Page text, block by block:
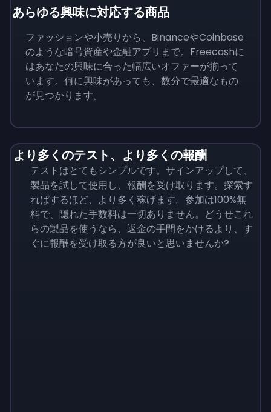
あらゆる興味に対応する商品
ファッションや小売りから、BinanceやCoinbase
のような暗号資産や金融アプリまで。Freecashに
はあなたの興味に合った幅広いオファーが揃って
います。何に興味があっても、数分で最適なもの
が見つかります。
より多くのテスト、より多くの報酬
テストはとてもシンプルです。サインアップして、
製品を試して使用し、報酬を受け取ります。探索す
ればするほど、より多く稼げます。参加は100%無
料で、隠れた手数料は一切ありません。どうせこれ
らの製品を使うなら、返金の手間をかけるより、す
ぐに報酬を受け取る方が良いと思いませんか?